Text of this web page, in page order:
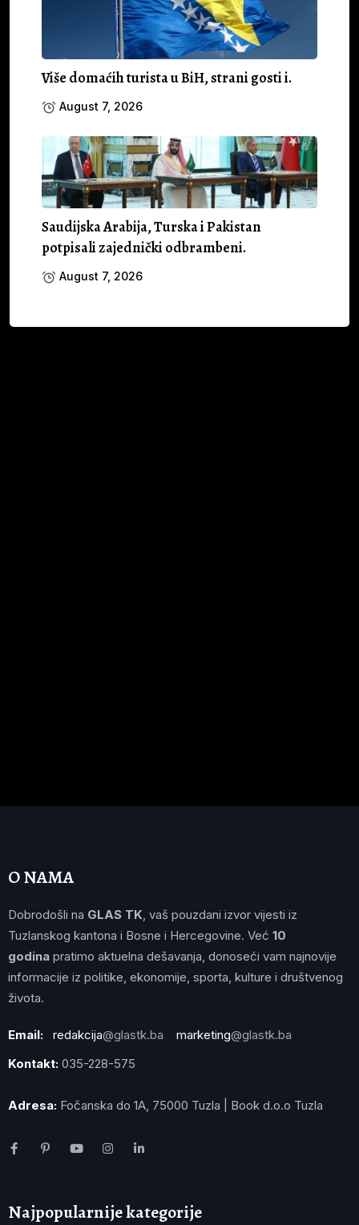
Više domaćih turista u BiH, strani gosti i.
August 7, 2026
Saudijska Arabija, Turska i Pakistan
potpisali zajednički odbrambeni.
August 7, 2026
O NAMA
Dobrodošli na GLAS TK , vaš pouzdani izvor vijesti iz
Tuzlanskog kantona i Bosne i Hercegovine. Već 10
godina pratimo aktuelna dešavanja, donoseći vam najnovije
informacije iz politike, ekonomije, sporta, kulture i društvenog
života.
Email: redakcija@glastk.ba marketing@glastk.ba
Kontakt: 035-228-575
Adresa: Fočanska do 1A, 75000 Tuzla | Book d.o.o Tuzla
Najpopularnije kategorije